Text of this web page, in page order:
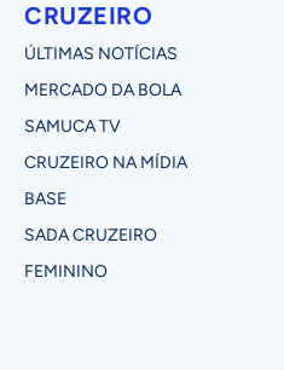
CRUZEIRO
ÚLTIMAS NOTÍCIAS
MERCADO DA BOLA
SAMUCA TV
CRUZEIRO NA MÍDIA
BASE
SADA CRUZEIRO
FEMININO